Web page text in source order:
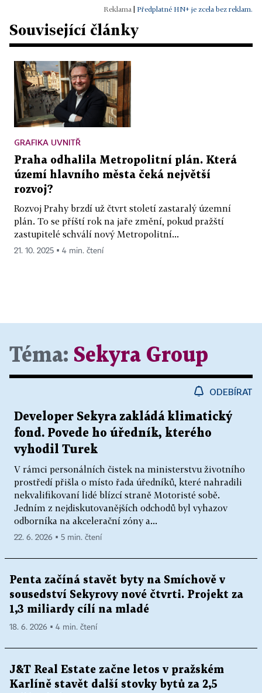
Předplatné HN+ je zcela bez reklam.
Související články
GRAFIKA UVNITŘ
Praha odhalila Metropolitní plán. Která
území hlavního města čeká největší
rozvoj?
Rozvoj Prahy brzdí už čtvrt století zastaralý územní
plán. To se příští rok na jaře změní, pokud pražští
zastupitelé schválí nový Metropolitní...
21. 10. 2025 ▪ 4 min. čtení
Téma: Sekyra Group
ODEBÍRAT
Developer Sekyra zakládá klimatický
fond. Povede ho úředník, kterého
vyhodil Turek
V rámci personálních čistek na ministerstvu životního
prostředí přišla o místo řada úředníků, které nahradili
nekvalifikovaní lidé blízcí straně Motoristé sobě.
Jedním z nejdiskutovanějších odchodů byl vyhazov
odborníka na akcelerační zóny a...
22. 6. 2026 ▪ 5 min. čtení
Penta začíná stavět byty na Smíchově v
sousedství Sekyrovy nové čtvrti. Projekt za
1,3 miliardy cílí na mladé
18. 6. 2026 ▪ 4 min. čtení
J&T Real Estate začne letos v pražském
Karlíně stavět další stovky bytů za 2,5